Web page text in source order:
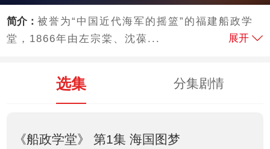
简介：被誉为“中国近代海军的摇篮”的福建船政学
堂，1866年由左宗棠、沈葆...
展开
选集 分集剧情
《船政学堂》 第1集 海国图梦